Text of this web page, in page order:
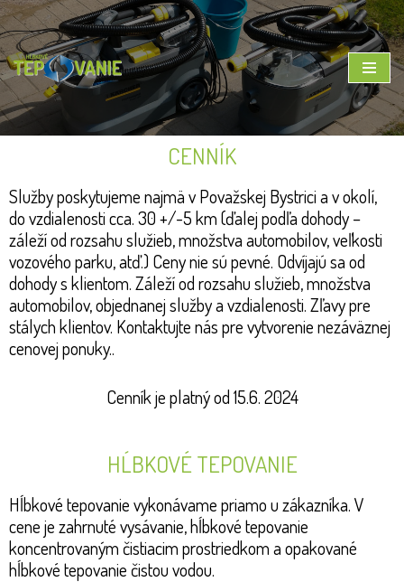
Preskočiť
na
obsah
CENNÍK
Služby poskytujeme najmä v Považskej Bystrici a v okolí,
do vzdialenosti cca. 30 +/-5 km (ďalej podľa dohody –
záleží od rozsahu služieb, množstva automobilov, veľkosti
vozového parku, atď.) Ceny nie sú pevné. Odvíjajú sa od
dohody s klientom. Záleží od rozsahu služieb, množstva
automobilov, objednanej služby a vzdialenosti. Zľavy pre
stálych klientov. Kontaktujte nás pre vytvorenie nezáväznej
cenovej ponuky..
Cenník je platný od 15.6. 2024
HĹBKOVÉ TEPOVANIE
Hĺbkové tepovanie vykonávame priamo u zákazníka. V
cene je zahrnuté vysávanie, hĺbkové tepovanie
koncentrovaným čistiacim prostriedkom a opakované
hĺbkové tepovanie čistou vodou.